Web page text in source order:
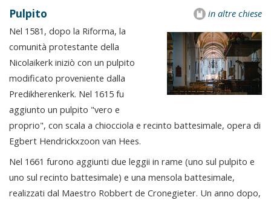
in altre chiese
Pulpito
Nel 1581, dopo la Riforma, la
comunità protestante della
Nicolaïkerk iniziò con un pulpito
modificato proveniente dalla
Predikherenkerk. Nel 1615 fu
aggiunto un pulpito "vero e
proprio", con scala a chiocciola e recinto battesimale, opera di
Egbert Hendrickxzoon van Hees.
Nel 1661 furono aggiunti due leggii in rame (uno sul pulpito e
uno sul recinto battesimale) e una mensola battesimale,
realizzati dal Maestro Robbert de Cronegieter. Un anno dopo,